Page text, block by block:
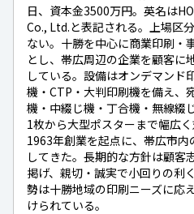
日、資本金3500万円。英名は
Co., Ltd.と表記される。上場区
ない。十勝を中心に商業印刷・
とし、帯広周辺の企業を顧客に
している。設備はオンデマンド
機・CTP・大判印刷機を備え、
機・中綴じ機・丁合機・無線綴
1枚から大型ポスターまで幅広
1963年創業を起点に、帯広市
してきた。長期的な方針は顧客
掲げ、親切・誠実で小回りの利
勢は十勝地域の印刷ニーズに応
けられている。